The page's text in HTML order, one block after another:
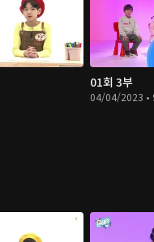
01회 3부
04/04/2023 •